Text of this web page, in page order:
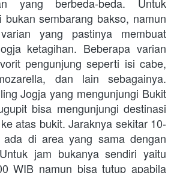
yang berbeda-beda. Untuk
bukan sembarang bakso, namun
yang pastinya membuat
ketagihan. Beberapa varian
pengunjung seperti isi cabe,
dan lain sebagainya.
Jogja yang mengunjungi Bukit
bisa mengunjungi destinasi
atas bukit. Jaraknya sekitar 10-
di area yang sama dengan
jam bukanya sendiri yaitu
WIB namun bisa tutup apabila